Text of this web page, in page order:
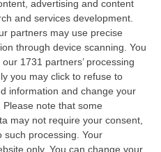
advertising and content
and services development.
partners may use precise
through device scanning. You
1731 partners’ processing
you may click to refuse to
information and change your
Please note that some
may not require your consent,
such processing. Your
only. You can change your
su Google News
Squadra Mobile della
dato esecuzione